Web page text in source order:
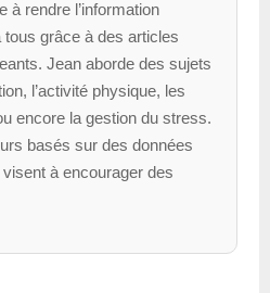
à rendre l’information
grâce à des articles
Jean aborde des sujets
l’activité physique, les
encore la gestion du stress.
basés sur des données
à encourager des